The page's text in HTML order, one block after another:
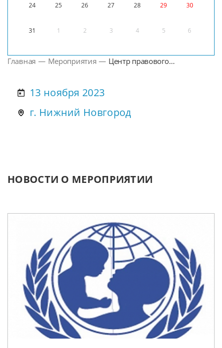
24 25 26 27 28 29 30
31 1 2 3 4 5 6
Главная — Мероприятия — Центр правового
помощи детям
13 ноября 2023
г. Нижний Новгород
НОВОСТИ О МЕРОПРИЯТИИ